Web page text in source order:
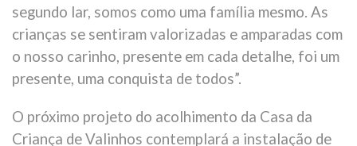
segundo lar, somos como uma família mesmo. As
crianças se sentiram valorizadas e amparadas com
o nosso carinho, presente em cada detalhe, foi um
presente, uma conquista de todos”.
O próximo projeto do acolhimento da Casa da
Criança de Valinhos contemplará a instalação de